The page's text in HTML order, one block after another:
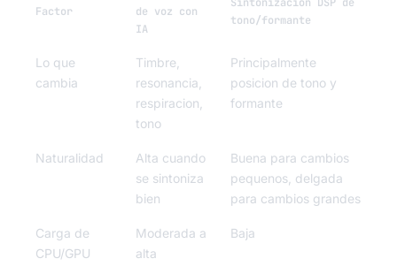
Factor
de voz con
IA
tono/formante
Lo que
cambia
Timbre,
resonancia,
respiracion,
tono
Principalmente
posicion de tono y
formante
Naturalidad
Alta cuando
se sintoniza
bien
Buena para cambios
pequenos, delgada
para cambios grandes
Carga de
CPU/GPU
Moderada a
alta
Baja